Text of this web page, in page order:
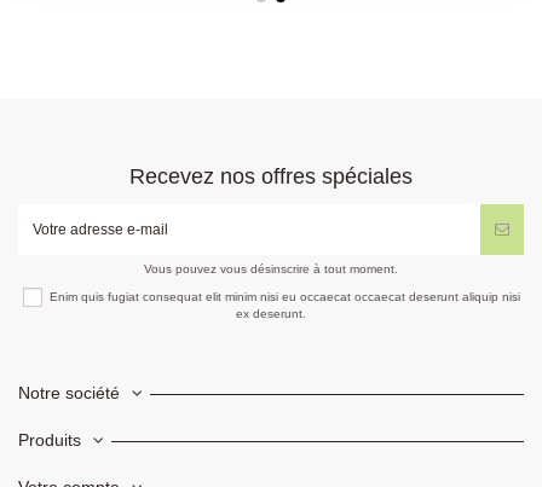
Recevez nos offres spéciales
Vous pouvez vous désinscrire à tout moment.
Enim quis fugiat consequat elit minim nisi eu occaecat occaecat deserunt aliquip nisi
ex deserunt.
Notre société
Produits